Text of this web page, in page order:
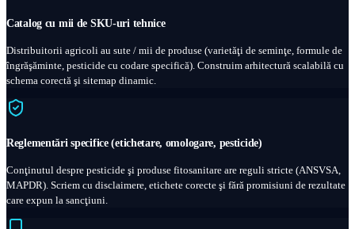
Catalog cu mii de SKU-uri tehnice
Distribuitorii agricoli au sute / mii de produse (varietăţi de seminţe, formule de
îngrăşăminte, pesticide cu codare specifică). Construim arhitectură scalabilă cu
schema corectă şi sitemap dinamic.
Reglementări specifice (etichetare, omologare, pesticide)
Conţinutul despre pesticide şi produse fitosanitare are reguli stricte (ANSVSA,
MAPDR). Scriem cu disclaimere, etichete corecte şi fără promisiuni de rezultate
care expun la sancţiuni.